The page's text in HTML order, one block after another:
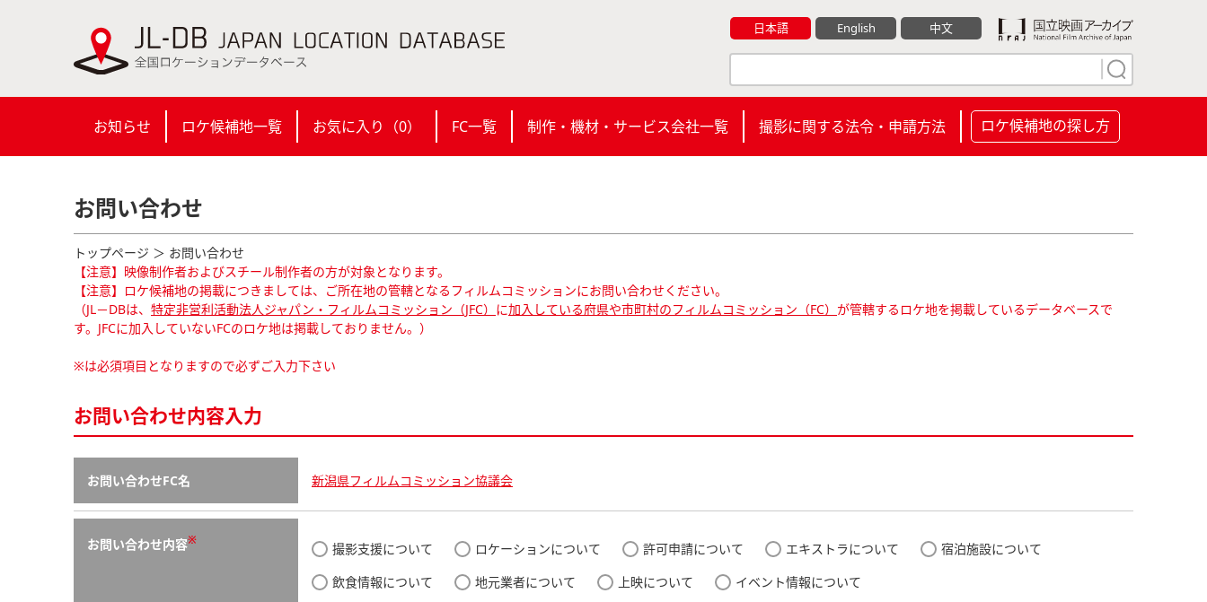
日本語 English 中文
お知らせ ロケ候補地一覧 お気に入り（0） FC一覧 制作・機材・サービス会社一覧 撮影に関する法令・申請方法 ロケ候補地の探し方
お問い合わせ
トップページ ＞ お問い合わせ
【注意】映像制作者およびスチール制作者の方が対象となります。
【注意】ロケ候補地の掲載につきましては、ご所在地の管轄となるフィルムコミッションにお問い合わせください。
（JL－DBは、 特定非営利活動法人ジャパン・フィルムコミッション（JFC） に加入している府県や市町村のフィルムコミッション（FC） が管轄するロケ地を掲載しているデータベースで
す。JFCに加入していないFCのロケ地は掲載しておりません。）
※は必須項目となりますので必ずご入力下さい
お問い合わせ内容入力
お問い合わせFC名 新潟県フィルムコミッション協議会
お問い合わせ内容※
撮影支援について ロケーションについて 許可申請について エキストラについて
宿泊施設について
飲食情報について
地元業者について 上映について
イベント情報について